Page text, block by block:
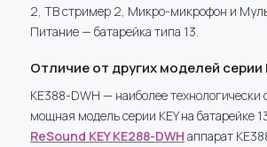
2, ТВ стример 2, Микро-микрофон и
Питание — батарейка типа 13.
Отличие от других моделей серии
KE388-DWH — наиболее технологически
мощная модель серии KEY на батарейке
ReSound KEY KE288-DWH аппарат